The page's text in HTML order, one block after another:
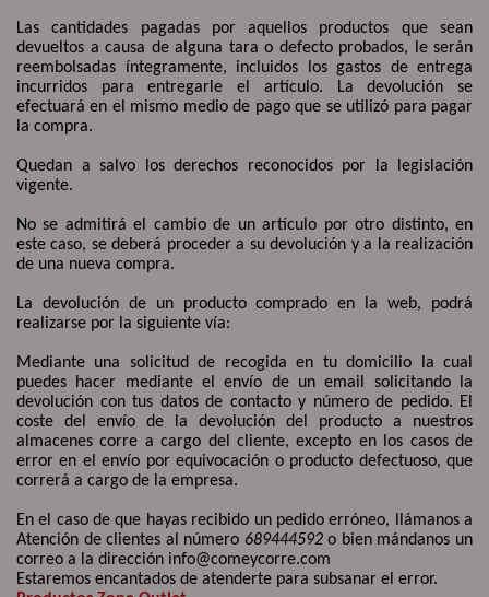
Las cantidades pagadas por aquellos productos que sean
devueltos a causa de alguna tara o defecto probados, le serán
reembolsadas íntegramente, incluidos los gastos de entrega
incurridos para entregarle el artículo. La devolución se
efectuará en el mismo medio de pago que se utilizó para pagar
la compra.
Quedan a salvo los derechos reconocidos por la legislación
vigente.
No se admitirá el cambio de un artículo por otro distinto, en
este caso, se deberá proceder a su devolución y a la realización
de una nueva compra.
La devolución de un producto comprado en la web, podrá
realizarse por la siguiente vía:
Mediante una solicitud de recogida en tu domicilio la cual
puedes hacer mediante el envío de un email solicitando la
devolución con tus datos de contacto y número de pedido. El
coste del envío de la devolución del producto a nuestros
almacenes corre a cargo del cliente, excepto en los casos de
error en el envío por equivocación o producto defectuoso, que
correrá a cargo de la empresa.
En el caso de que hayas recibido un pedido erróneo, llámanos a
Atención de clientes al número 689444592o bien mándanos un
correo a la dirección info@comeycorre.com
Estaremos encantados de atenderte para subsanar el error.